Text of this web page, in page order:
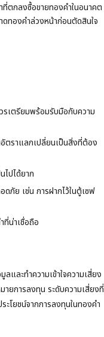
กลงซื้อขายทองคำในอนาคต
ทองคำล่วงหน้าก่อนตัดสินใจ
รเตรียมพร้อมรับมือกับความ
ตราแลกเปลี่ยนเป็นสิ่งที่ต้อง
ไปได้ยาก
ภัย เช่น การฝากไว้ในตู้เซฟ
น่าเชื่อถือ
และทำความเข้าใจความเสี่ยง
ยการลงทุน ระดับความเสี่ยงที่
โยชน์จากการลงทุนในทองคำ